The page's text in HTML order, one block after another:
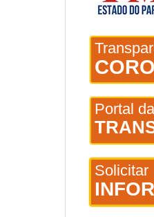
Portal da
Solicitar